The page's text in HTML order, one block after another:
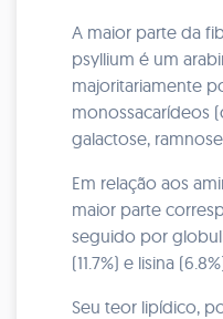
A maior parte da
psyllium é um
majoritariamente
monossacarídeos
galactose,
Em relação aos
maior parte
seguido por
(11.7%) e lisina
Seu teor lipídico,